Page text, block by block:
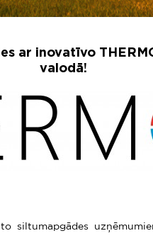
ar inovatīvo
valodā!
siltumapgādes